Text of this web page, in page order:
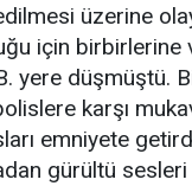
üzerine
için birbirlerine
yere düşmüştü.
polislere karşı
emniyete
gürültü